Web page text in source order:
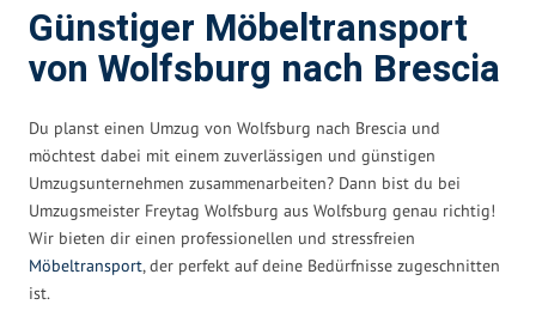
Günstiger Möbeltransport
von Wolfsburg nach Brescia
Du planst einen Umzug von Wolfsburg nach Brescia und
möchtest dabei mit einem zuverlässigen und günstigen
Umzugsunternehmen zusammenarbeiten? Dann bist du bei
Umzugsmeister Freytag Wolfsburg aus Wolfsburg genau richtig!
Wir bieten dir einen professionellen und stressfreien
Möbeltransport, der perfekt auf deine Bedürfnisse zugeschnitten
ist.